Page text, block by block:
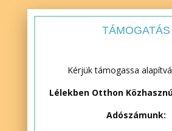
TÁMOGATÁS
Kérjük támogassa
Lélekben Otthon
Adószámunk: